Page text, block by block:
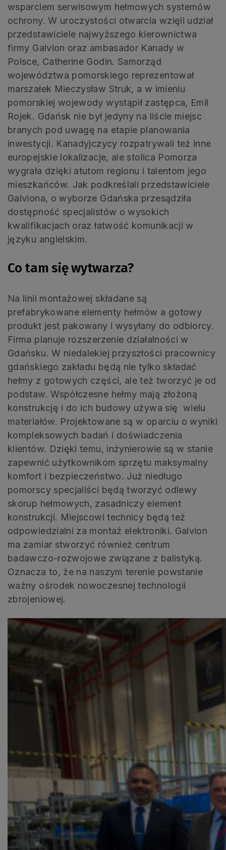
wsparciem serwisowym hełmowych systemów
ochrony. W uroczystości otwarcia wzięli udział
przedstawiciele najwyższego kierownictwa
firmy Galvion oraz ambasador Kanady w
Polsce, Catherine Godin. Samorząd
województwa pomorskiego reprezentował
marszałek Mieczysław Struk, a w imieniu
pomorskiej wojewody wystąpił zastępca, Emil
Rojek. Gdańsk nie był jedyny na liście miejsc
branych pod uwagę na etapie planowania
inwestycji. Kanadyjczycy rozpatrywali też inne
europejskie lokalizacje, ale stolica Pomorza
wygrała dzięki atutom regionu i talentom jego
mieszkańców. Jak podkreślali przedstawiciele
Galviona, o wyborze Gdańska przesądziła
dostępność specjalistów o wysokich
kwalifikacjach oraz łatwość komunikacji w
języku angielskim.
Co tam się wytwarza?
Na linii montażowej składane są
prefabrykowane elementy hełmów a gotowy
produkt jest pakowany i wysyłany do odbiorcy.
Firma planuje rozszerzenie działalności w
Gdańsku. W niedalekiej przyszłości pracownicy
gdańskiego zakładu będą nie tylko składać
hełmy z gotowych części, ale też tworzyć je od
podstaw. Współczesne hełmy mają złożoną
konstrukcję i do ich budowy używa się wielu
materiałów. Projektowane są w oparciu o wyniki
kompleksowych badań i doświadczenia
klientów. Dzięki temu, inżynierowie są w stanie
zapewnić użytkownikom sprzętu maksymalny
komfort i bezpieczeństwo. Już niedługo
pomorscy specjaliści będą tworzyć odlewy
skorup hełmowych, zasadniczy element
konstrukcji. Miejscowi technicy będą też
odpowiedzialni za montaż elektroniki. Galvion
ma zamiar stworzyć również centrum
badawczo-rozwojowe związane z balistyką.
Oznacza to, że na naszym terenie powstanie
ważny ośrodek nowoczesnej technologii
zbrojeniowej.